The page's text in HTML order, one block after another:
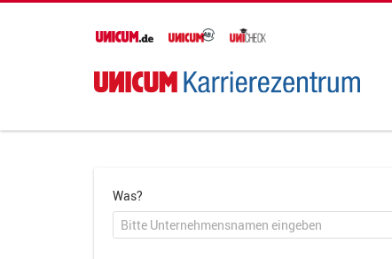
Was?